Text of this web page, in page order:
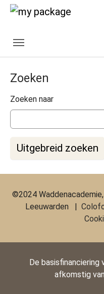
Spring naar hoofd-inhoud
Skip to page footer
Zoeken
Zoekformulier
Zoeken naar
Uitgebreid zoeken
©2024
Leeuwarden |
De basisfinanciering
afkomstig